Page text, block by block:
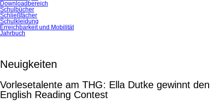
Downloadbereich
Schulbücher
Schließfächer
Schulkleidung
Erreichbarkeit und Mobilität
Jahrbuch
Neuigkeiten
Vorlesetalente am THG: Ella Dutke gewinnt den
English Reading Contest